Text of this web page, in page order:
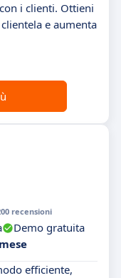
i clienti. Ottieni
e aumenta
recensioni
Demo gratuita
efficiente,